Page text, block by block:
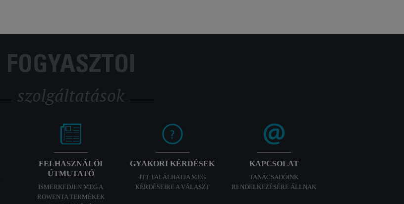
FOGYASZTÓI
szolgáltatások
FELHASZNÁLÓI
ÚTMUTATÓ
ISMERKEDJEN MEG A
ROWENTA TERMÉKEK
GYAKORI KÉRDÉSEK
ITT TALÁLHATJA MEG
KÉRDÉSEIRE A VÁLASZT
KAPCSOLAT
TANÁCSADÓINK
RENDELKEZÉSÉRE ÁLLNAK